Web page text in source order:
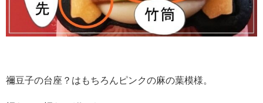
禰豆子の台座？はもちろんピンクの麻の葉模様。